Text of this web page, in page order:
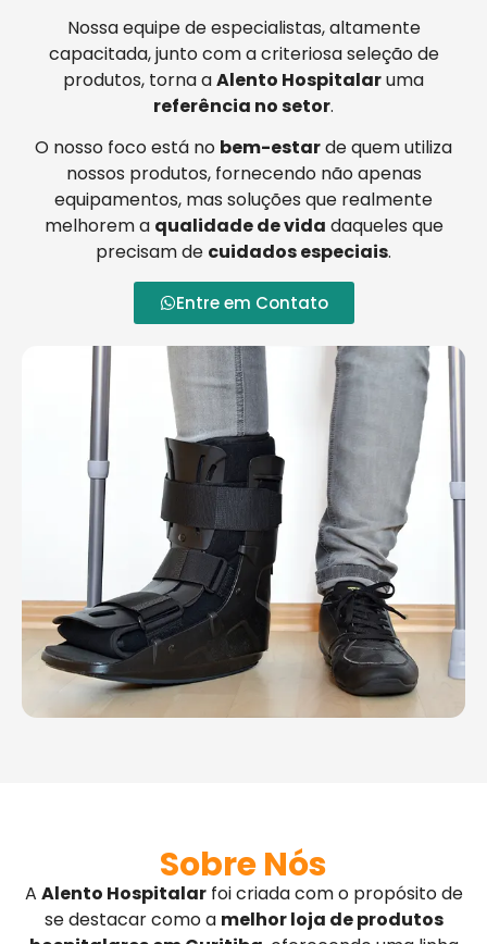
Nossa equipe de especialistas, altamente
capacitada, junto com a criteriosa seleção de
produtos, torna aAlento Hospitalaruma
referência no setor.
O nosso foco está no bem-estarde quem utiliza
nossos produtos, fornecendo não apenas
equipamentos, mas soluções que realmente
melhorem a qualidade de vida daqueles que
precisam de cuidados especiais.
Entre em Contato
Sobre Nós
A Alento Hospitalarfoi criada com o propósito de
se destacar como a melhor loja de produtos